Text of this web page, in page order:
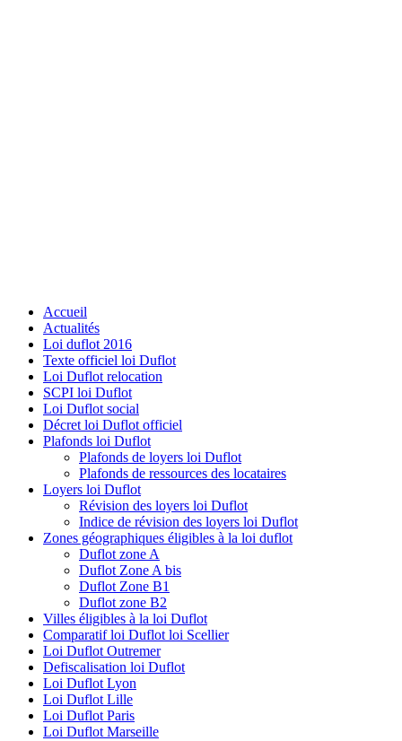
Accueil
Actualités
Loi duflot 2016
Texte officiel loi Duflot
Loi Duflot relocation
SCPI loi Duflot
Loi Duflot social
Décret loi Duflot officiel
Plafonds loi Duflot
Plafonds de loyers loi Duflot
Plafonds de ressources des locataires
Loyers loi Duflot
Révision des loyers loi Duflot
Indice de révision des loyers loi Duflot
Zones géographiques éligibles à la loi duflot
Duflot zone A
Duflot Zone A bis
Duflot Zone B1
Duflot zone B2
Villes éligibles à la loi Duflot
Comparatif loi Duflot loi Scellier
Loi Duflot Outremer
Defiscalisation loi Duflot
Loi Duflot Lyon
Loi Duflot Lille
Loi Duflot Paris
Loi Duflot Marseille